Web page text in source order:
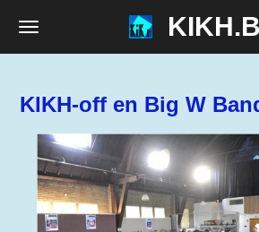
Ga
hoofdinhoud
KIKH-off en Big W